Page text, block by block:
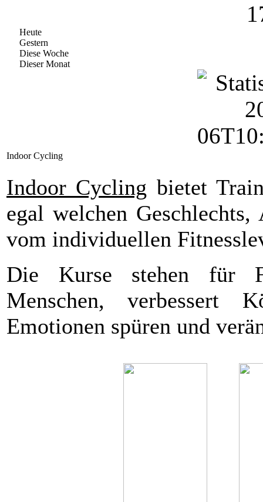
Heute
Gestern
Diese Woche
Dieser Monat
Indoor Cycling
Indoor Cycling bietet
egal welchen
vom individuellen
Die Kurse stehen für
Menschen, verbessert
Emotionen spüren und